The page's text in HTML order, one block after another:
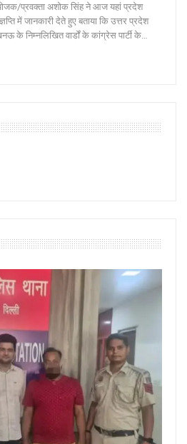
प्रवक्ता अशोक सिंह ने आज यहां प्रदेश
में जानकारी देते हुए बताया कि उत्तर प्रदेश
के निम्नलिखित वार्डों के कांग्रेस पार्टी के…